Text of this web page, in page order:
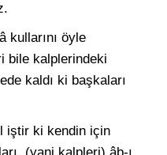
kullarını öyle
bile kalplerindeki
kaldı ki başkaları
iştir ki kendin için